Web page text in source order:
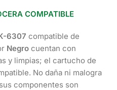
COMPATIBLE
6307 compatible de
Negro cuentan con
y limpias; el cartucho de
No daña ni malogra
componentes son